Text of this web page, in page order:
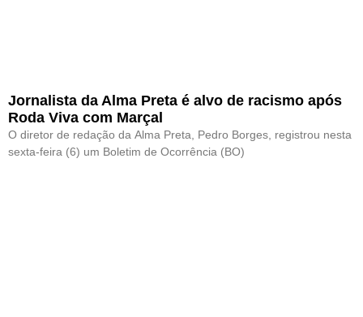
Jornalista da Alma Preta é alvo de racismo após
Roda Viva com Marçal
O diretor de redação da Alma Preta, Pedro Borges, registrou nesta
sexta-feira (6) um Boletim de Ocorrência (BO)